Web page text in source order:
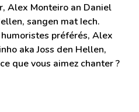
Alex Monteiro an Daniel
sangen mat Iech.
préférés, Alex
aka Joss den Hellen,
que vous aimez chanter ?